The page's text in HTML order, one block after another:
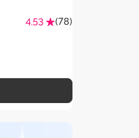
4.53
(78)